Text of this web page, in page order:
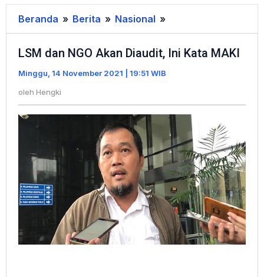
Beranda » Berita » Nasional »
dan
NGO
Ini
Kata
MAKI
LSM dan NGO Akan Diaudit, Ini Kata MAKI
Minggu, 14 November 2021 | 19:51 WIB
oleh Hengki